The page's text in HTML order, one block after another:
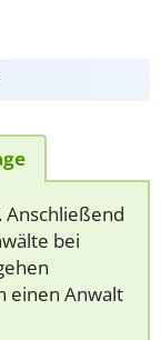
Anschließend
bei
einen Anwalt